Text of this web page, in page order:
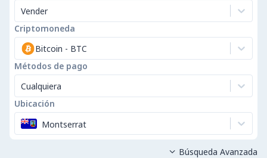
Vender
Criptomoneda
Bitcoin - BTC
Métodos de pago
Cualquiera
Ubicación
Montserrat
 Búsqueda Avanzada